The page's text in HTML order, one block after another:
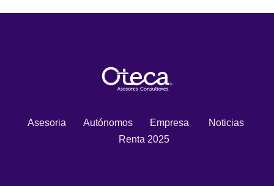
Asesoria Autónomos Empresa
Noticias
Renta 2025